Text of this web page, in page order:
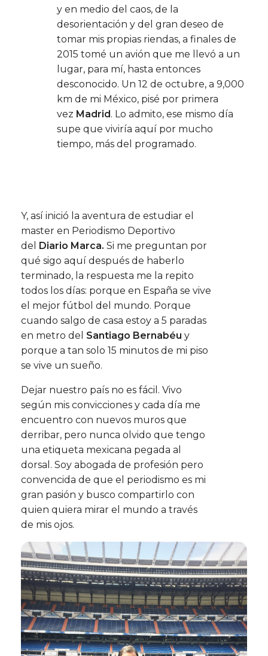
y en medio del caos, de la
desorientación y del gran deseo de
tomar mis propias riendas, a finales de
2015 tomé un avión que me llevó a un
lugar, para mí, hasta entonces
desconocido. Un 12 de octubre, a 9,000
km de mi México, pisé por primera
vez Madrid . Lo admito, ese mismo día
supe que viviría aquí por mucho
tiempo, más del programado.
Y, así inició la aventura de estudiar el
master en Periodismo Deportivo
del
Diario Marca. Si me preguntan por
qué sigo aquí después de haberlo
terminado, la respuesta me la repito
todos los días: porque en España se vive
el mejor fútbol del mundo. Porque
cuando salgo de casa estoy a 5 paradas
en metro del Santiago Bernabéu y
porque a tan solo 15 minutos de mi piso
se vive un sueño.
Dejar nuestro país no es fácil. Vivo
según mis convicciones y cada día me
encuentro con nuevos muros que
derribar, pero nunca olvido que tengo
una etiqueta mexicana pegada al
dorsal. Soy abogada de profesión pero
convencida de que el periodismo es mi
gran pasión y busco compartirlo con
quien quiera mirar el mundo a través
de mis ojos.